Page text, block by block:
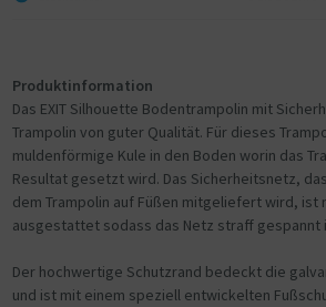
Produktinformation
Das EXIT Silhouette Bodentrampolin mit
Trampolin von guter Qualität. Für dieses
muldenförmige Kule in den Boden worin das
Resultat gesetzt wird. Das Sicherheitsnetz,
dem Trampolin auf Füßen mitgeliefert wird,
ausgestattet sodass das Netz straff gespannt
Der hochwertige Schutzrand bedeckt die
und ist mit einem speziell entwickelten